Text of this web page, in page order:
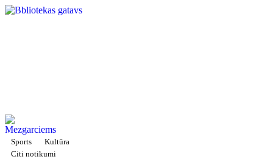
Sports
Kultūra
Citi notikumi